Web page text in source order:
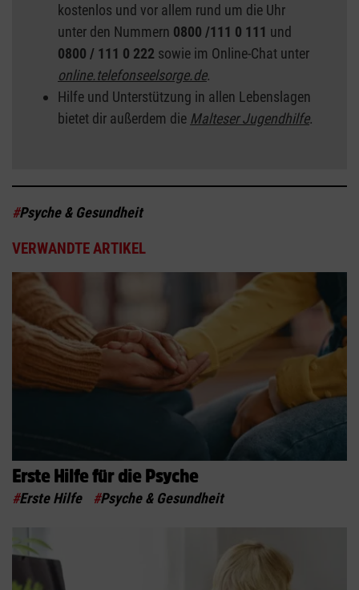
kostenlos und vor allem rund um die Uhr
unter den Nummern 0800 /111 0 111 und
0800 / 111 0 222 sowie im Online-Chat unter
online.telefonseelsorge.de.
Hilfe und Unterstützung in allen Lebenslagen
bietet dir außerdem die Malteser Jugendhilfe.
#Psyche & Gesundheit
VERWANDTE ARTIKEL
Erste Hilfe für die Psyche
#Erste Hilfe #Psyche & Gesundheit